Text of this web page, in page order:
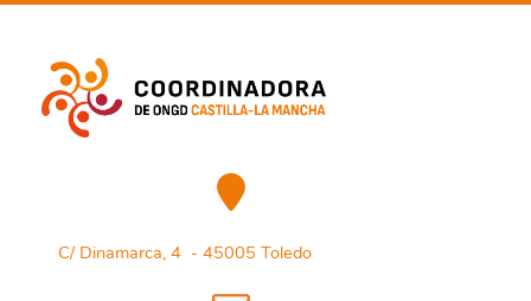
C/ Dinamarca, 4 - 45005 Toledo